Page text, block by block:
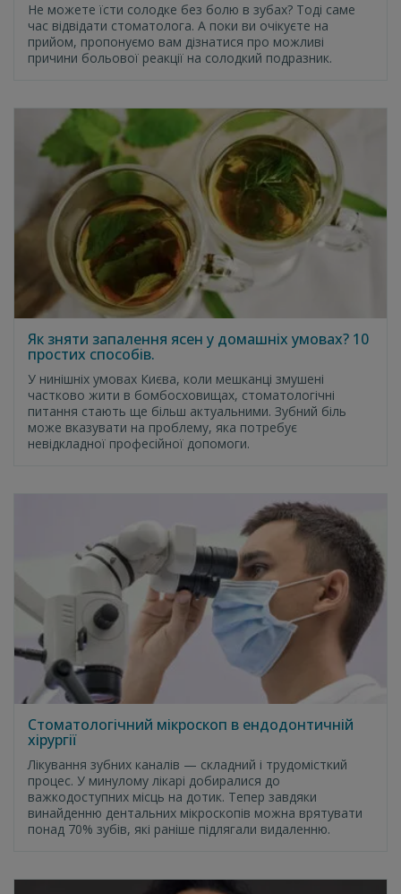
Не можете їсти солодке без болю в зубах? Тоді саме
час відвідати стоматолога. А поки ви очікуєте на
прийом, пропонуємо вам дізнатися про можливі
причини больової реакції на солодкий подразник.
Як зняти запалення ясен у домашніх умовах? 10
простих способів.
У нинішніх умовах Києва, коли мешканці змушені
частково жити в бомбосховищах, стоматологічні
питання стають ще більш актуальними. Зубний біль
може вказувати на проблему, яка потребує
невідкладної професійної допомоги.
Стоматологічний мікроскоп в ендодонтичній
хірургії
Лікування зубних каналів — складний і трудомісткий
процес. У минулому лікарі добиралися до
важкодоступних місць на дотик. Тепер завдяки
винайденню дентальних мікроскопів можна врятувати
понад 70% зубів, які раніше підлягали видаленню.